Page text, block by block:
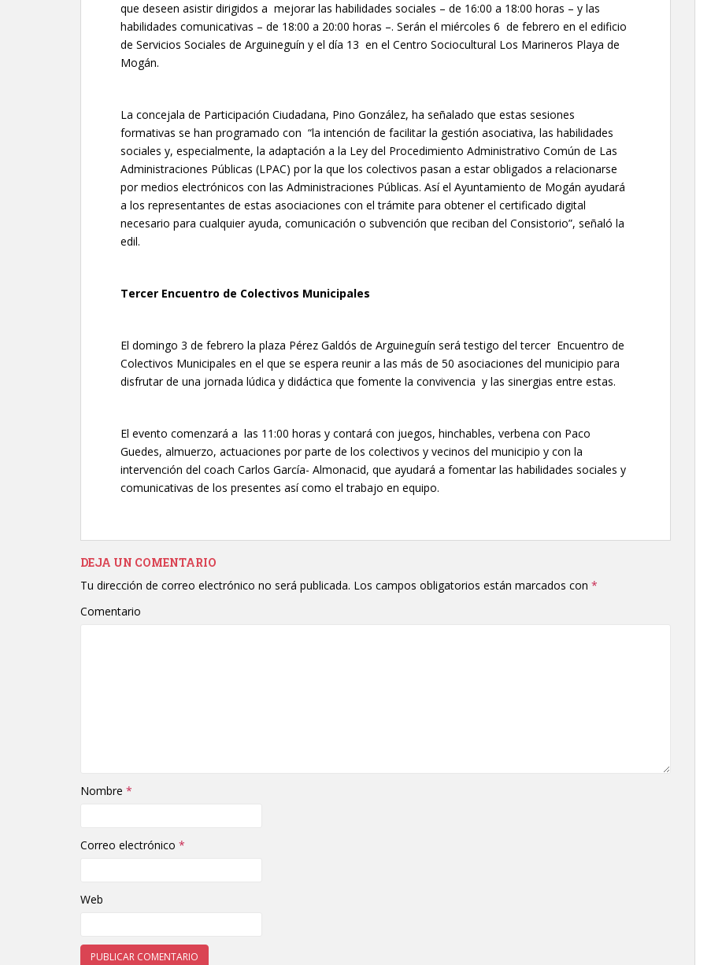
que deseen asistir dirigidos a mejorar las habilidades sociales – de 16:00 a 18:00 horas – y las
habilidades comunicativas – de 18:00 a 20:00 horas –. Serán el miércoles 6 de febrero en el edificio
de Servicios Sociales de Arguineguín y el día 13 en el Centro Sociocultural Los Marineros Playa de
Mogán.
La concejala de Participación Ciudadana, Pino González, ha señalado que estas sesiones
formativas se han programado con “la intención de facilitar la gestión asociativa, las habilidades
sociales y, especialmente, la adaptación a la Ley del Procedimiento Administrativo Común de Las
Administraciones Públicas (LPAC) por la que los colectivos pasan a estar obligados a relacionarse
por medios electrónicos con las Administraciones Públicas. Así el Ayuntamiento de Mogán ayudará
a los representantes de estas asociaciones con el trámite para obtener el certificado digital
necesario para cualquier ayuda, comunicación o subvención que reciban del Consistorio”, señaló la
edil.
Tercer Encuentro de Colectivos Municipales
El domingo 3 de febrero la plaza Pérez Galdós de Arguineguín será testigo del tercer Encuentro de
Colectivos Municipales en el que se espera reunir a las más de 50 asociaciones del municipio para
disfrutar de una jornada lúdica y didáctica que fomente la convivencia y las sinergias entre estas.
El evento comenzará a las 11:00 horas y contará con juegos, hinchables, verbena con Paco
Guedes, almuerzo, actuaciones por parte de los colectivos y vecinos del municipio y con la
intervención del coach Carlos García- Almonacid, que ayudará a fomentar las habilidades sociales y
comunicativas de los presentes así como el trabajo en equipo.
DEJA UN COMENTARIO
Tu dirección de correo electrónico no será publicada. Los campos obligatorios están marcados con *
Comentario
Nombre *
Correo electrónico *
Web